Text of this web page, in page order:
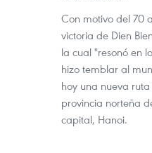
Con motivo del 70
victoria de Dien
la cual "resonó en
hizo temblar al
hoy una nueva
provincia norteña
capital, Hanoi.